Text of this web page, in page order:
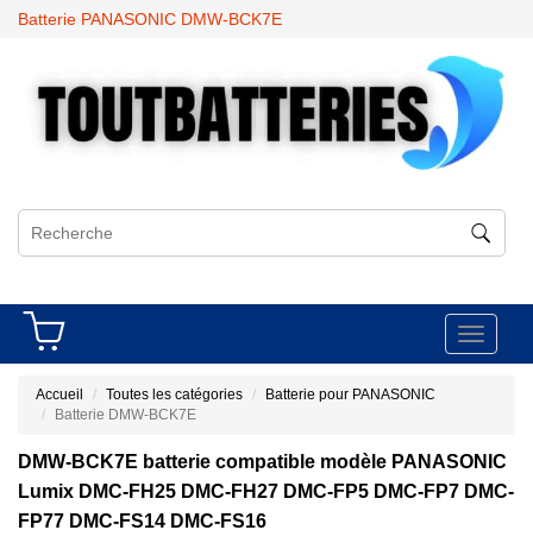
Batterie PANASONIC DMW-BCK7E
Toggle
Accueil Toutes les catégories
Batterie pour PANASONIC
Batterie DMW-BCK7E
DMW-BCK7E batterie compatible modèle PANASONIC
Lumix DMC-FH25 DMC-FH27 DMC-FP5 DMC-FP7 DMC-
FP77 DMC-FS14 DMC-FS16